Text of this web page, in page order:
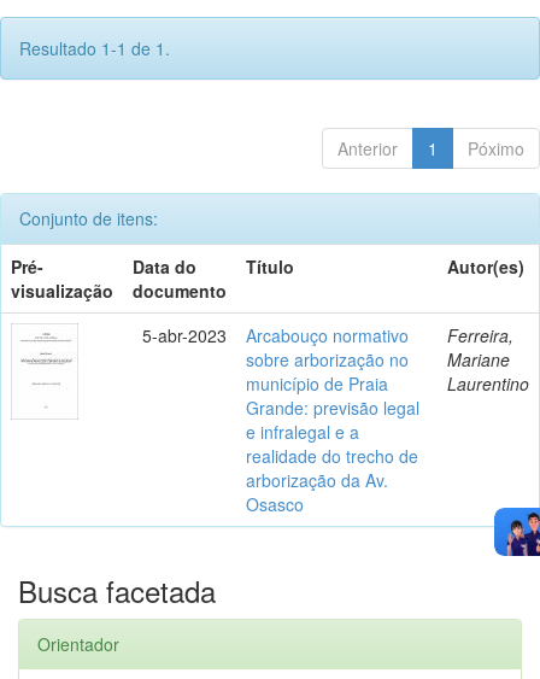
Resultado 1-1 de 1.
Anterior 1 Póximo
Conjunto de itens:
Pré-
visualização
Data do
documento
Título Autor(es)
5-abr-2023
Arcabouço normativo
sobre arborização no
município de Praia
Grande: previsão legal
e infralegal e a
realidade do trecho de
arborização da Av.
Osasco
Ferreira,
Mariane
Laurentino
Busca facetada
Orientador